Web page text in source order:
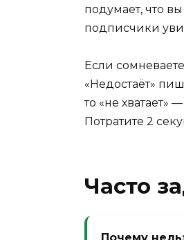
подумает, что
подписчики
Если
«Недостаёт»
то «не хватает»
Потратите 2
Часто